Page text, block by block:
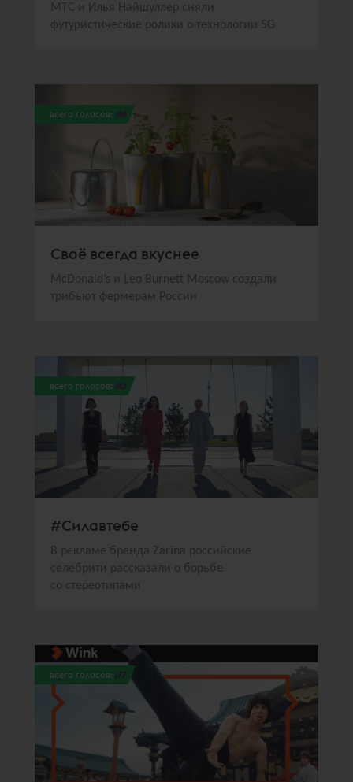
МТС и Илья Найшуллер сняли
футуристические ролики о технологии 5G
всего голосов: 188
Своё всегда вкуснее
McDonald’s и Leo Burnett Moscow создали
трибьют фермерам России
всего голосов: 183
#Силавтебе
В рекламе бренда Zarina российские
селебрити рассказали о борьбе
со стереотипами
всего голосов: 177